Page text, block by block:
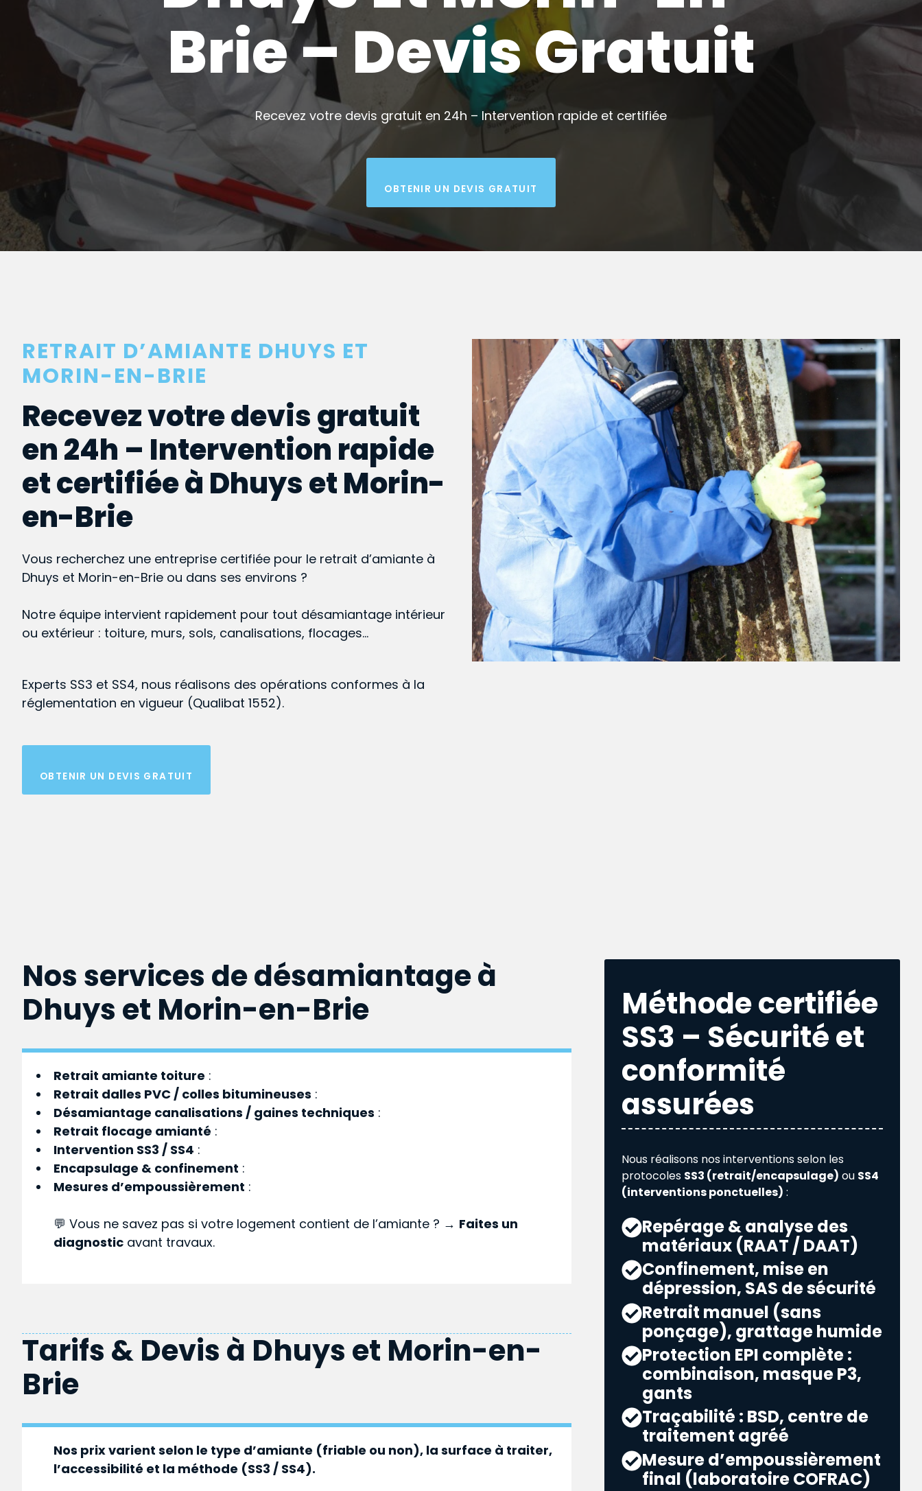
Brie – Devis Gratuit
Recevez votre devis gratuit en 24h – Intervention rapide et certifiée
OBTENIR UN DEVIS GRATUIT
RETRAIT D’AMIANTE DHUYS ET
MORIN-EN-BRIE
Recevez votre devis gratuit
en 24h – Intervention rapide
et certifiée à Dhuys et Morin-
en-Brie
Vous recherchez une entreprise certifiée pour le retrait d’amiante à
Dhuys et Morin-en-Brie ou dans ses environs ?
Notre équipe intervient rapidement pour tout désamiantage intérieur
ou extérieur : toiture, murs, sols, canalisations, flocages…
Experts SS3 et SS4, nous réalisons des opérations conformes à la
réglementation en vigueur (Qualibat 1552).
OBTENIR UN DEVIS GRATUIT
Nos services de désamiantage à
Dhuys et Morin-en-Brie
Retrait amiante toiture :
Retrait dalles PVC / colles bitumineuses :
Désamiantage canalisations / gaines techniques :
Retrait flocage amianté :
Intervention SS3 / SS4 :
Encapsulage & confinement :
Mesures d’empoussièrement :
💬 Vous ne savez pas si votre logement contient de l’amiante ? → Faites un
diagnostic avant travaux.
Tarifs & Devis à Dhuys et Morin-en-
Brie
Nos prix varient selon le type d’amiante (friable ou non), la surface à traiter,
l’accessibilité et la méthode (SS3 / SS4).
Méthode certifiée
SS3 – Sécurité et
conformité
assurées
Nous réalisons nos interventions selon les
protocoles SS3 (retrait/encapsulage) ou SS4
(interventions ponctuelles) :
Repérage & analyse des
matériaux (RAAT / DAAT)
Confinement, mise en
dépression, SAS de sécurité
Retrait manuel (sans
ponçage), grattage humide
Protection EPI complète :
combinaison, masque P3,
gants
Traçabilité : BSD, centre de
traitement agréé
Mesure d’empoussièrement
final (laboratoire COFRAC)